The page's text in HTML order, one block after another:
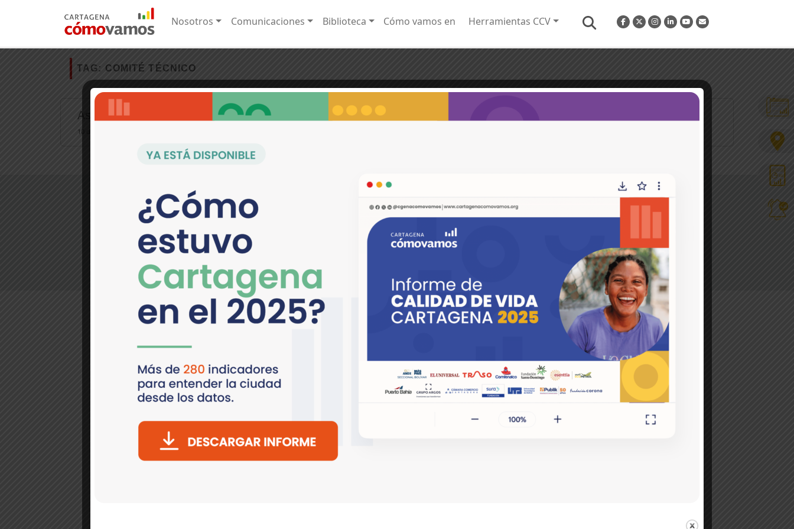
Nosotros Comunicaciones Biblioteca Cómo vamos en Herramientas CCV
TAG: COMITÉ TÉCNICO
Así nació Cartagena Cómo Vamos
10 de marzo de 2005 Primer comité técnico de CCV En el 2005 un grupo de organizaciones privadas de la ciudad decidieron replicar el modelo Cómo Vam [...]
>Contáctanos:
Pie del Cerro, Cl. 30 No. 17-36
(Periódico El Universal) Cartagena, Colombia.
(5) 649 9090 EXT. 274
comunicaciones@cartagenacomovamos.org
¡20 años monitoreando los cambios en
la calidad de vida de los cartageneros y
cartageneras!
Hacemos parte de la
Conoce más
Copyright © 2018 - 2026 All rights reserved |EL UNIVERSAL